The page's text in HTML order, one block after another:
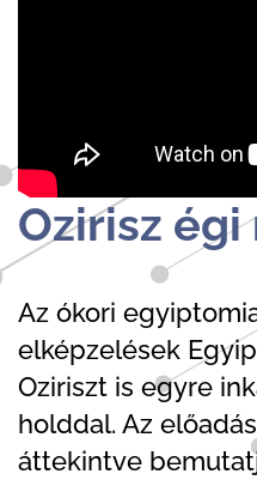
Ozirisz
Az ókori
elképzelések
Oziriszt is egyre
holddal. Az
áttekintve